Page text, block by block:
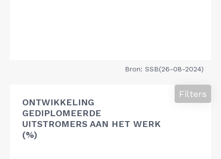
Bron: SSB(26-08-2024)
ONTWIKKELING
GEDIPLOMEERDE
UITSTROMERS AAN HET WERK
(%)
Filters